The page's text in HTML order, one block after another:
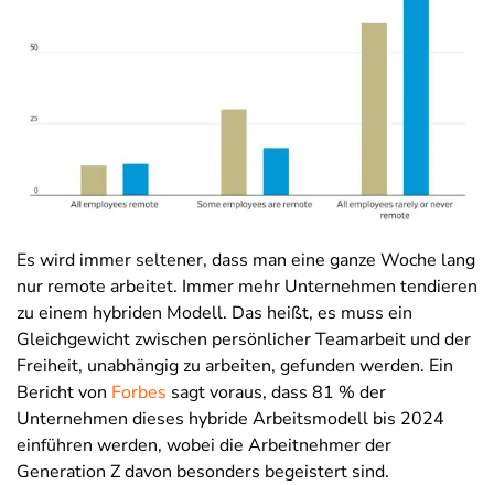
Es wird immer seltener, dass man eine ganze Woche lang
nur remote arbeitet. Immer mehr Unternehmen tendieren
zu einem hybriden Modell. Das heißt, es muss ein
Gleichgewicht zwischen persönlicher Teamarbeit und der
Freiheit, unabhängig zu arbeiten, gefunden werden. Ein
Bericht von Forbes sagt voraus, dass 81 % der
Unternehmen dieses hybride Arbeitsmodell bis 2024
einführen werden, wobei die Arbeitnehmer der
Generation Z davon besonders begeistert sind.